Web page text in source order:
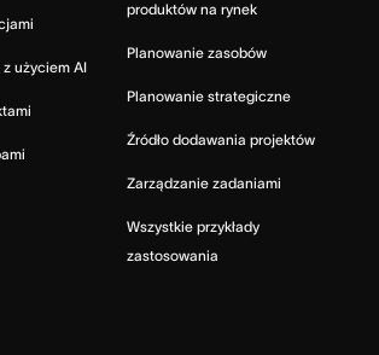
użyciem AI
produktów na rynek
Planowanie zasobów
Planowanie strategiczne
Źródło dodawania projektów
Zarządzanie zadaniami
Wszystkie przykłady
zastosowania